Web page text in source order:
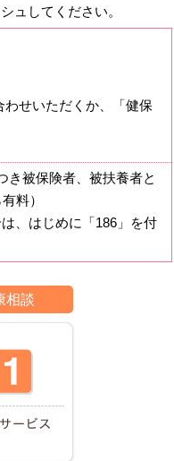
ュしてください。
せいただくか、「健保
き被保険者、被扶養者と
料）
、はじめに「186」を付
相談